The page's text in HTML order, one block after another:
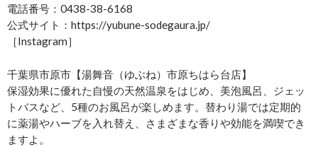
電話番号：0438-38-6168
公式サイト：https://yubune-sodegaura.jp/
［Instagram］
千葉県市原市【湯舞音（ゆぶね）市原ちはら台店】
保湿効果に優れた自慢の天然温泉をはじめ、美泡風呂、ジェッ
トバスなど、5種のお風呂が楽しめます。替わり湯では定期的
に薬湯やハーブを入れ替え、さまざまな香りや効能を満喫でき
ますよ。